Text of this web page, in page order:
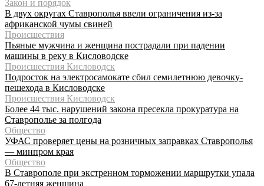
Закон и порядок
В двух округах Ставрополья ввели ограничения из-за
африканской чумы свиней
Происшествия
Пьяные мужчина и женщина пострадали при падении
машины в реку в Кисловодске
Происшествия Кисловодск
Подросток на электросамокате сбил семилетнюю девочку-
пешехода в Кисловодске
Происшествия Кисловодск
Более 44 тыс. нарушений закона пресекла прокуратура на
Ставрополье за полгода
Общество
УФАС проверяет цены на розничных заправках Ставрополья
— минпром края
Общество
В Ставрополе при экстренном торможении маршрутки упала
67-летняя женщина